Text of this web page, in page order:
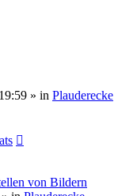
» in Plauderecke
von Bildern